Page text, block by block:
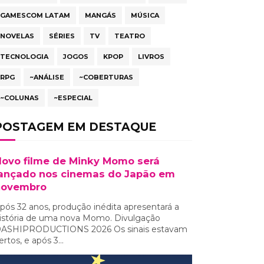
GAMESCOM LATAM MANGÁS MÚSICA
NOVELAS SÉRIES TV TEATRO
TECNOLOGIA JOGOS KPOP LIVROS
RPG ~ANÁLISE ~COBERTURAS
~COLUNAS ~ESPECIAL
EM DESTAQUE
filme de Minky Momo será
nos cinemas do Japão em
32 anos, produção inédita apresentará a
de uma nova Momo. Divulgação
2026 Os sinais estavam
e após 3...